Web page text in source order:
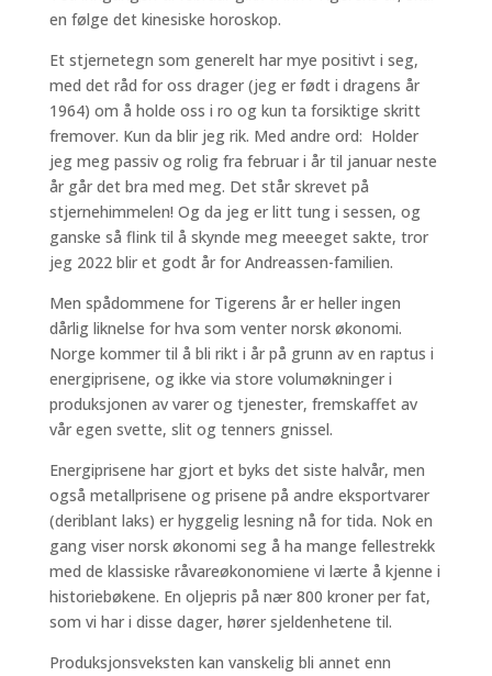
en følge det kinesiske horoskop.
Et stjernetegn som generelt har mye positivt i seg,
med det råd for oss drager (jeg er født i dragens år
1964) om å holde oss i ro og kun ta forsiktige skritt
fremover. Kun da blir jeg rik. Med andre ord: Holder
jeg meg passiv og rolig fra februar i år til januar neste
år går det bra med meg. Det står skrevet på
stjernehimmelen! Og da jeg er litt tung i sessen, og
ganske så flink til å skynde meg meeeget sakte, tror
jeg 2022 blir et godt år for Andreassen-familien.
Men spådommene for Tigerens år er heller ingen
dårlig liknelse for hva som venter norsk økonomi.
Norge kommer til å bli rikt i år på grunn av en raptus i
energiprisene, og ikke via store volumøkninger i
produksjonen av varer og tjenester, fremskaffet av
vår egen svette, slit og tenners gnissel.
Energiprisene har gjort et byks det siste halvår, men
også metallprisene og prisene på andre eksportvarer
(deriblant laks) er hyggelig lesning nå for tida. Nok en
gang viser norsk økonomi seg å ha mange fellestrekk
med de klassiske råvareøkonomiene vi lærte å kjenne i
historiebøkene. En oljepris på nær 800 kroner per fat,
som vi har i disse dager, hører sjeldenhetene til.
Produksjonsveksten kan vanskelig bli annet enn